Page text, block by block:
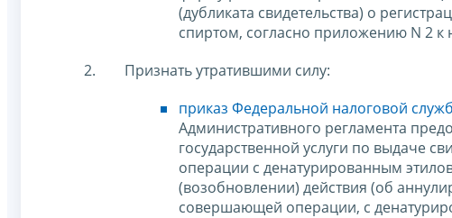
(дубликата свидетельства) о
спиртом, согласно приложению N 2 к
Признать утратившими силу:
приказ Федеральной налоговой
Административного регламента
государственной услуги по выдаче
операции с денатурированным
(возобновлении) действия (об
совершающей операции, с